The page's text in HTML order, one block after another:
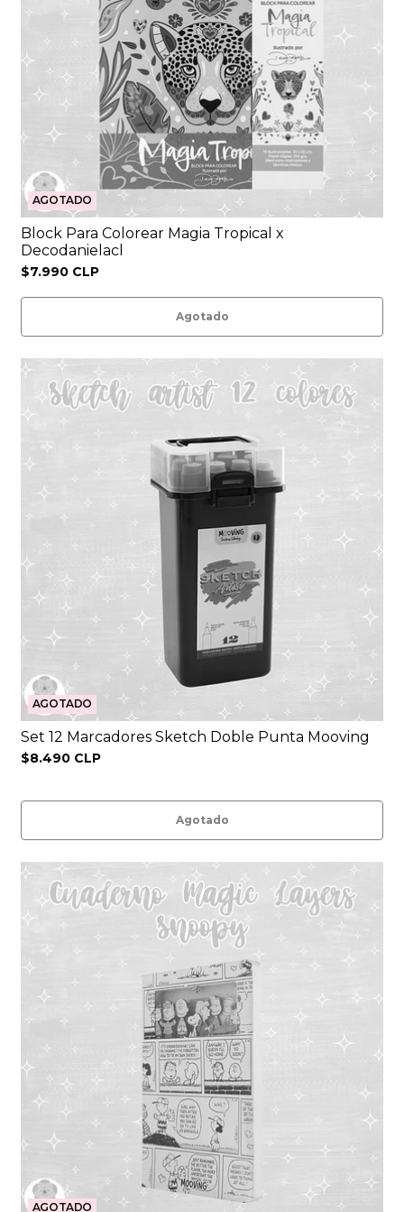
AGOTADO
Block Para Colorear Magia Tropical x
Decodanielacl
$7.990 CLP
Agotado
AGOTADO
Set 12 Marcadores Sketch Doble Punta Mooving
$8.490 CLP
Agotado
AGOTADO